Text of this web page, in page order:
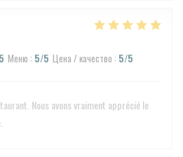
Меню : 5/5 Цена / качество : 5/5
Nous avons vraiment apprécié le